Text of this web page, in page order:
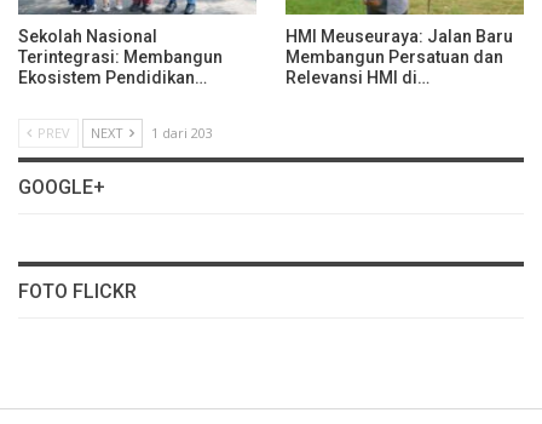
Sekolah Nasional
Terintegrasi: Membangun
Ekosistem Pendidikan…
HMI Meuseuraya: Jalan Baru
Membangun Persatuan dan
Relevansi HMI di…
PREV NEXT 1 dari 203
GOOGLE+
FOTO FLICKR